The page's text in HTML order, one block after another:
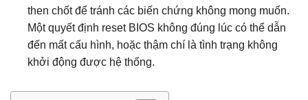
then chốt để tránh các biến chứng không mong muốn.
Một quyết định reset BIOS không đúng lúc có thể dẫn
đến mất cấu hình, hoặc thậm chí là tình trạng không
khởi động được hệ thống.